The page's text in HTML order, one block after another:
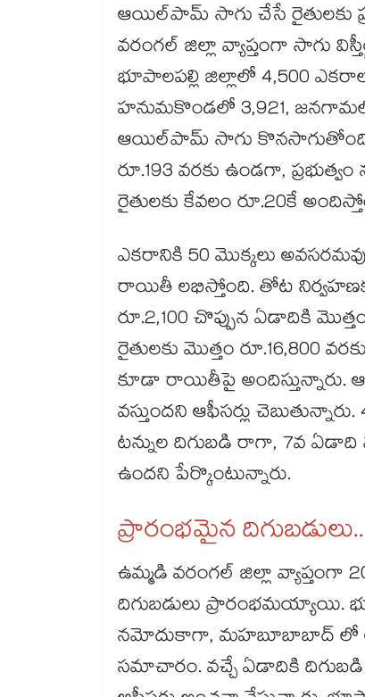
ఆయిల్‌‌‌‌‌‌‌‌పామ్ సాగు చేసే రైతులకు
వరంగల్ జిల్లా వ్యాప్తంగా సాగు
భూపాలపల్లి జిల్లాలో 4,500
హనుమకొండలో 3,921,
ఆయిల్‌‌‌‌‌‌‌‌పామ్ సాగు
రూ.193 వరకు ఉండగా,
రైతులకు కేవలం రూ.20కే
ఎకరానికి 50 మొక్కలు
రాయితీ లభిస్తోంది. తోట
రూ.2,100 చొప్పున ఏడాదికి
రైతులకు మొత్తం రూ.16,800
కూడా రాయితీపై అందిస్తున్నారు.
వస్తుందని ఆఫీసర్లు
టన్నుల దిగుబడి రాగా, 7వ ఏడాది
ఉందని పేర్కొంటున్నారు.
ప్రారంభమైన దిగుబడులు..
ఉమ్మడి వరంగల్ జిల్లా
దిగుబడులు ప్రారంభమయ్యాయి.
నమోదుకాగా, మహబూబాబాద్ లో
సమాచారం. వచ్చే ఏడాదికి